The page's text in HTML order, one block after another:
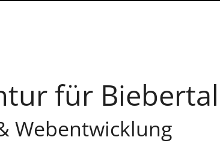
für Biebertal
Webentwicklung